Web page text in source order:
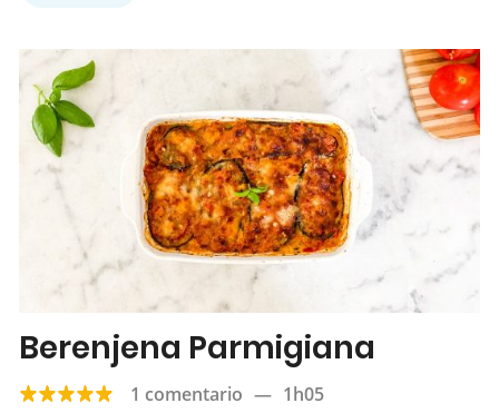
Berenjena Parmigiana
1 comentario — 1h05